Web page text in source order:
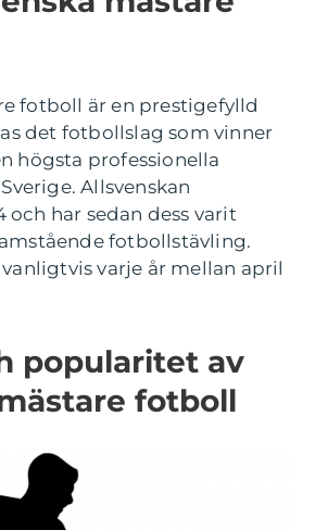
fotboll är en prestigefylld
det fotbollslag som vinner
högsta professionella
Allsvenskan
och har sedan dess varit
fotbollstävling.
varje år mellan april
popularitet av
fotboll